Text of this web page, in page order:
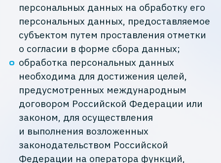
персональных данных на обработку его
персональных данных, предоставляемое
субъектом путем проставления отметки
о согласии в форме сбора данных;
обработка персональных данных
необходима для достижения целей,
предусмотренных международным
договором Российской Федерации или
законом, для осуществления
и выполнения возложенных
законодательством Российской
Федерации на оператора функций,